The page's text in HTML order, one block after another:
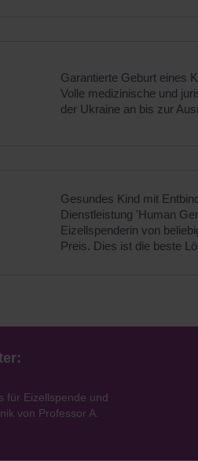
Garantierte Geburt eines
Volle medizinische und
der Ukraine an bis zur
Gesundes Kind mit
Dienstleistung 'Human
Eizellspenderin von
Preis. Dies ist die beste
für Eizellspende und
von Professor A.